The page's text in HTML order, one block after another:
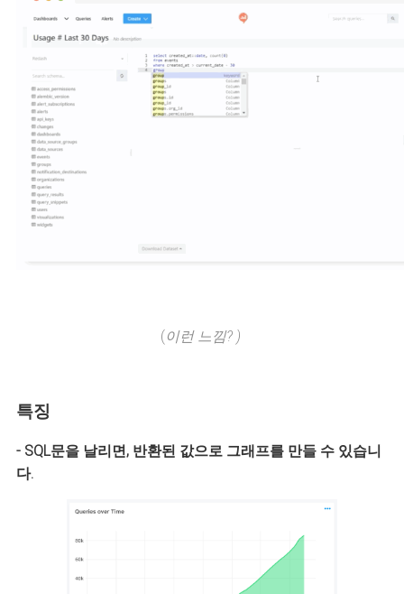
(이런 느낌? )
특징
- SQL문을 날리면, 반환된 값으로 그래프를 만들 수 있습니
다.